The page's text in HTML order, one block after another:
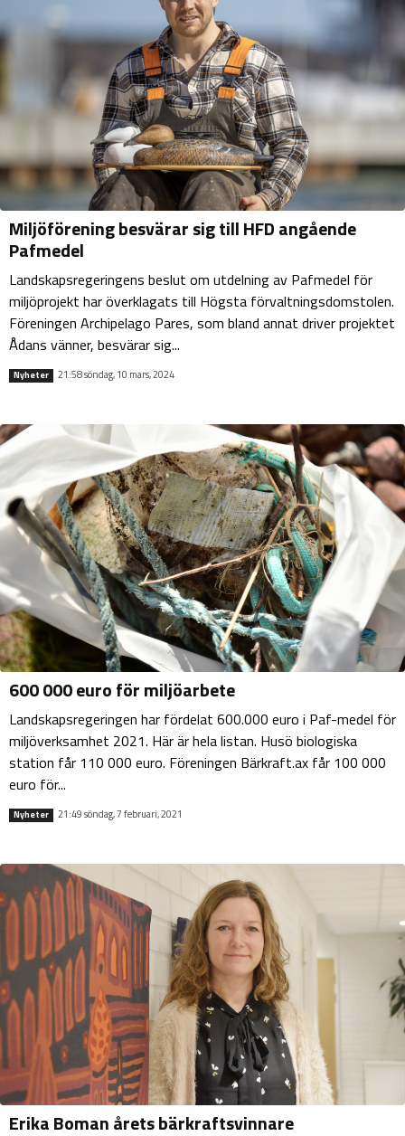
Miljöförening besvärar sig till HFD angående
Pafmedel
Landskapsregeringens beslut om utdelning av Pafmedel för
miljöprojekt har överklagats till Högsta förvaltningsdomstolen.
Föreningen Archipelago Pares, som bland annat driver projektet
Ådans vänner, besvärar sig...
Nyheter 21:58 söndag, 10 mars, 2024
600 000 euro för miljöarbete
Landskapsregeringen har fördelat 600.000 euro i Paf-medel för
miljöverksamhet 2021. Här är hela listan. Husö biologiska
station får 110 000 euro. Föreningen Bärkraft.ax får 100 000
euro för...
Nyheter 21:49 söndag, 7 februari, 2021
Erika Boman årets bärkraftsvinnare